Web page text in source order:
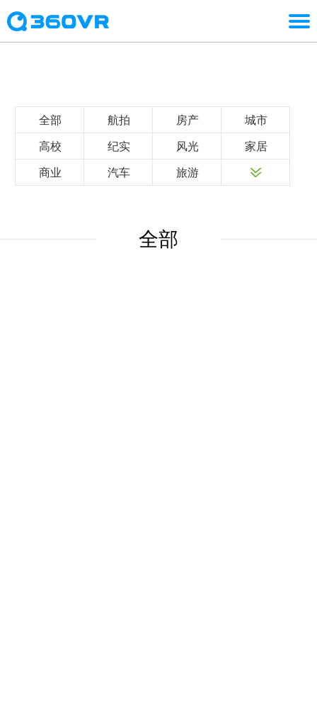
全部 航拍 房产 城市
高校 纪实 风光 家居
商业 汽车 旅游
全部